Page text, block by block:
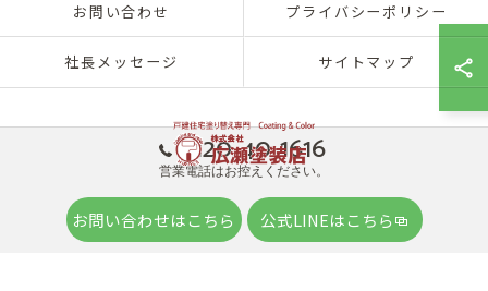
0120-40-1616
営業電話はお控えください。
お問い合わせはこちら 公式LINEはこちら
お問い合わせ プライバシーポリシー
社長メッセージ サイトマップ
© 2026 兵庫県神戸市北区の外壁塗装は株式会社広瀬塗装店 ALL RIGHTS
RESERVED.